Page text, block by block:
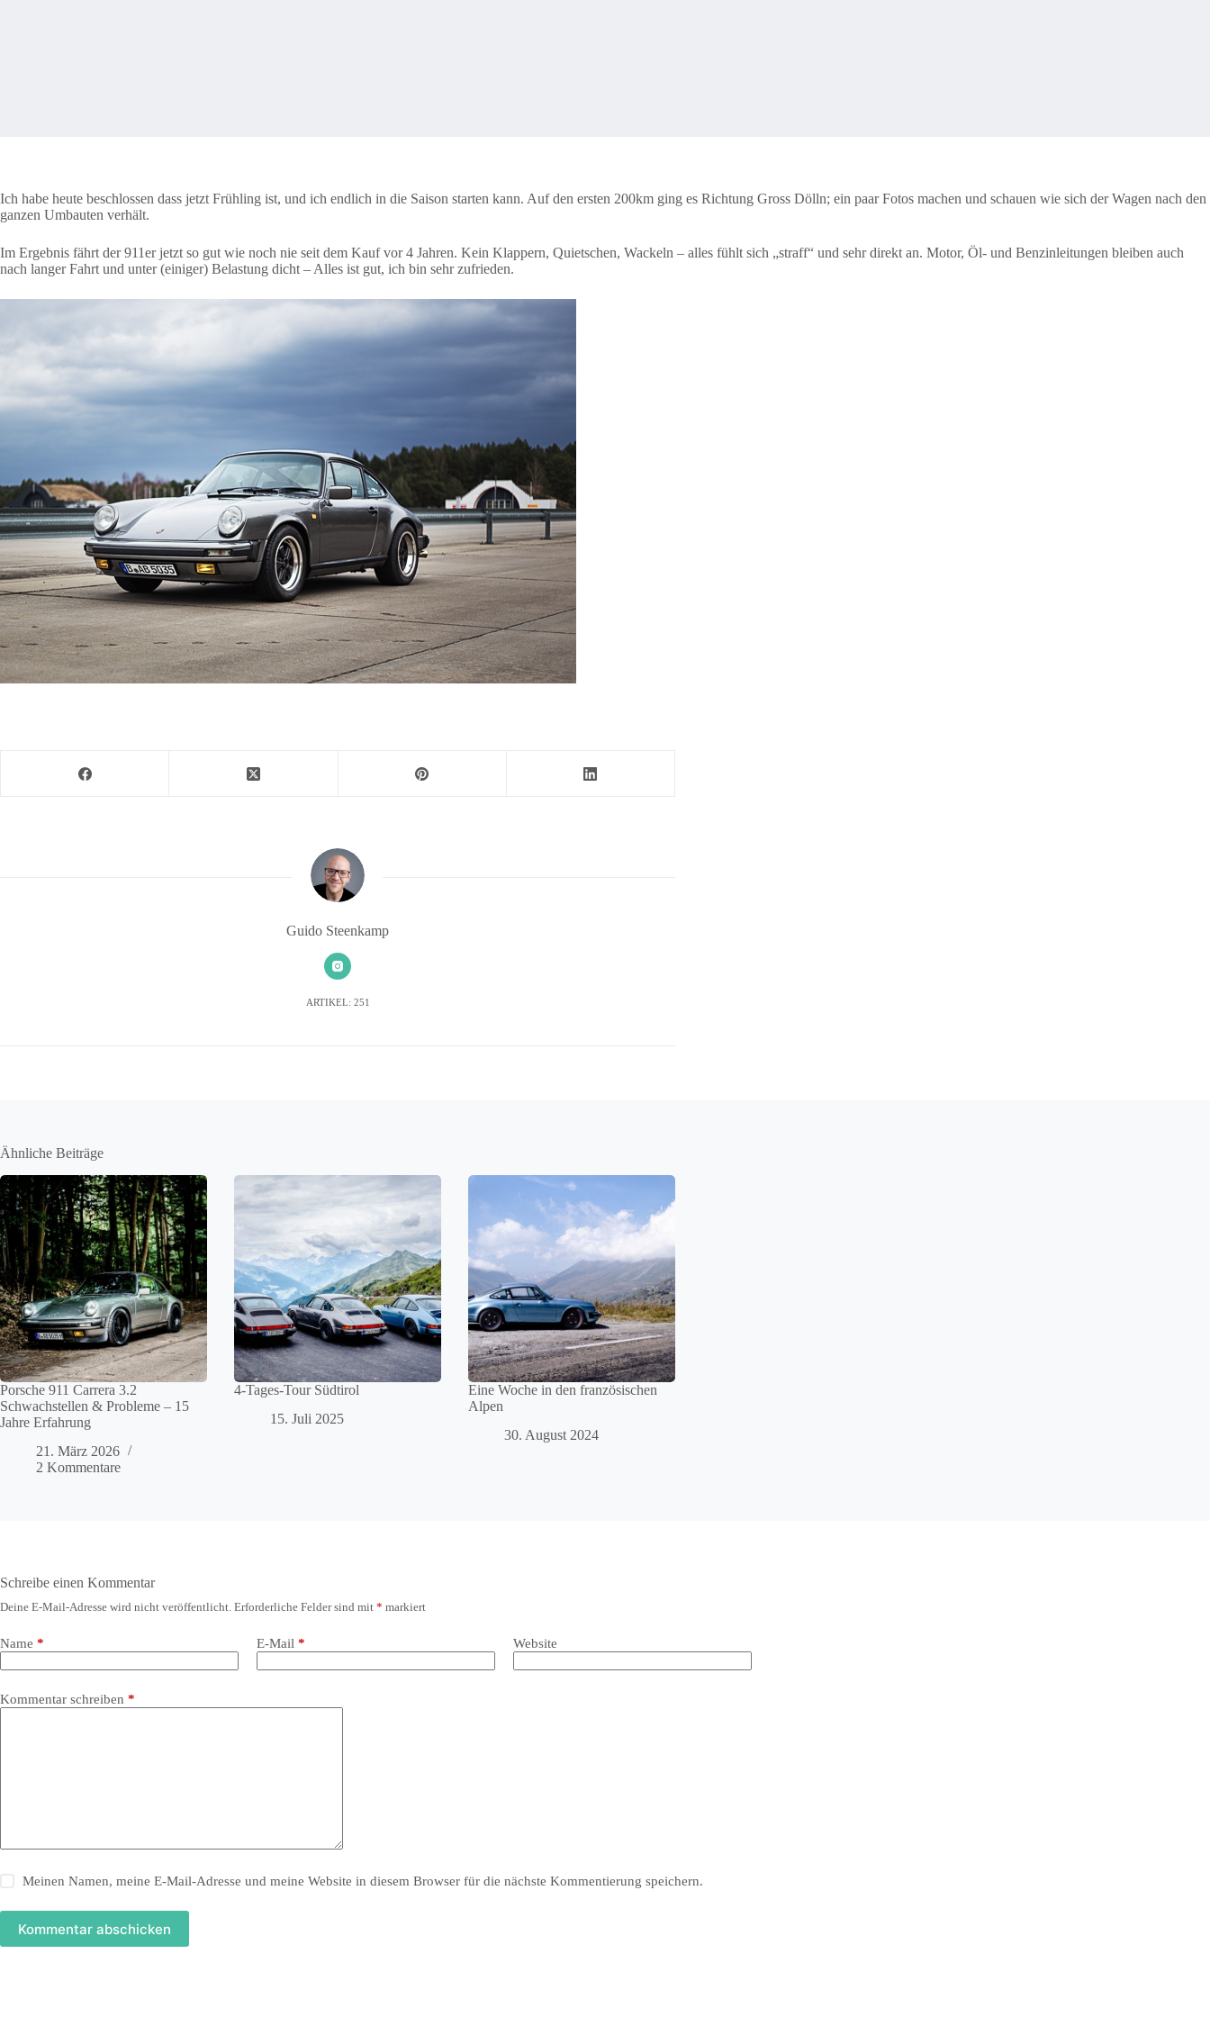
Ich habe heute beschlossen dass jetzt Frühling ist, und ich endlich in die Saison starten kann. Auf den ersten 200km ging es Richtung Gross Dölln; ein paar Fotos machen und schauen wie sich der Wagen nach den
ganzen Umbauten verhält.
Im Ergebnis fährt der 911er jetzt so gut wie noch nie seit dem Kauf vor 4 Jahren. Kein Klappern, Quietschen, Wackeln – alles fühlt sich „straff“ und sehr direkt an. Motor, Öl- und Benzinleitungen bleiben auch
nach langer Fahrt und unter (einiger) Belastung dicht – Alles ist gut, ich bin sehr zufrieden.
Guido Steenkamp
ARTIKEL: 251
Ähnliche Beiträge
Porsche 911 Carrera 3.2
Schwachstellen & Probleme – 15
Jahre Erfahrung
21. März 2026
2 Kommentare
4-Tages-Tour Südtirol
15. Juli 2025
Eine Woche in den französischen
Alpen
30. August 2024
Schreibe einen Kommentar
Deine E-Mail-Adresse wird nicht veröffentlicht. Erforderliche Felder sind mit * markiert
Name * E-Mail * Website
Kommentar schreiben *
Meinen Namen, meine E-Mail-Adresse und meine Website in diesem Browser für die nächste Kommentierung speichern.
Kommentar abschicken